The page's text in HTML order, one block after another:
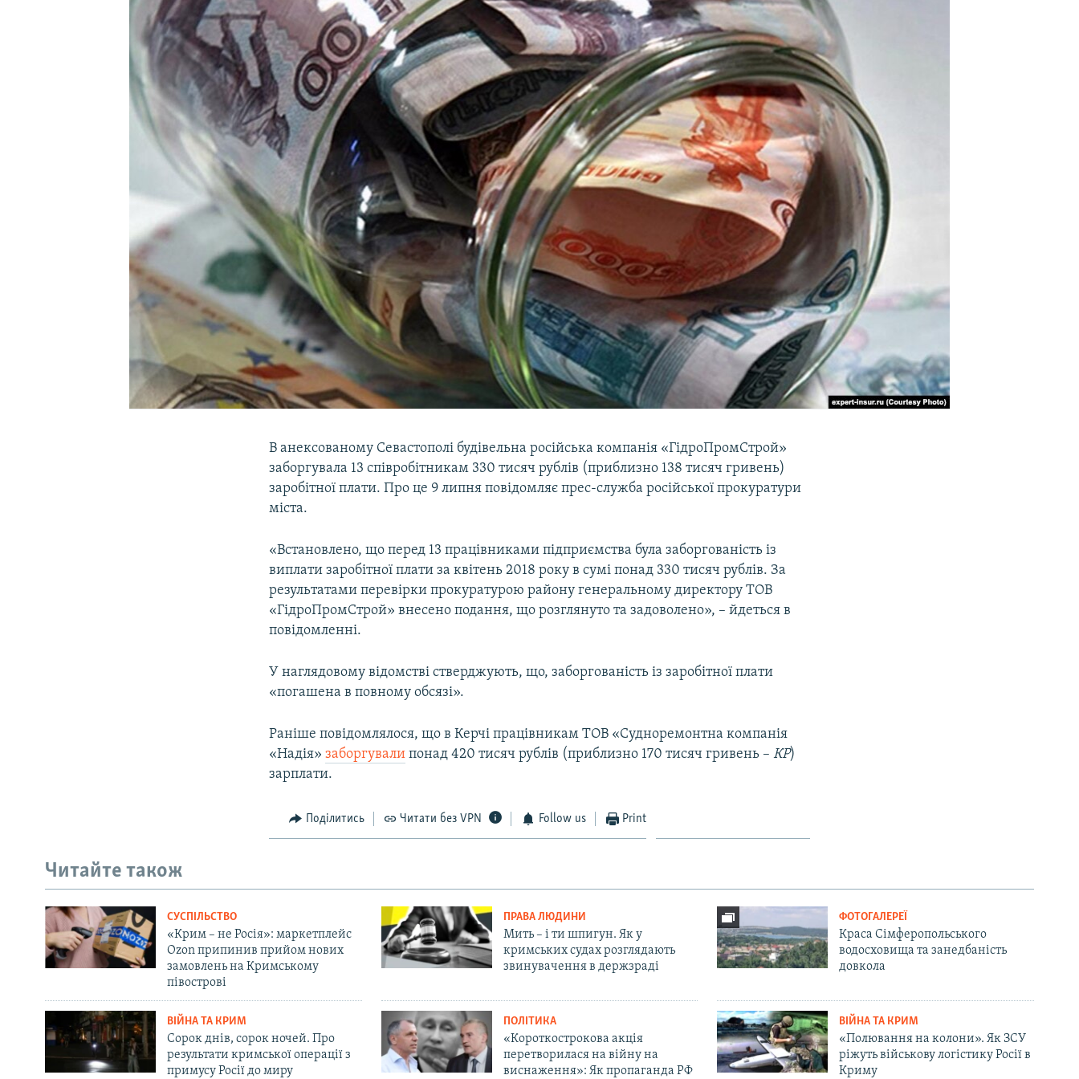
В анексованому Севастополі будівельна російська компанія «ГідроПромСтрой»
заборгувала 13 співробітникам 330 тисяч рублів (приблизно 138 тисяч гривень)
заробітної плати. Про це 9 липня повідомляє прес-служба російської прокуратури
міста.
«Встановлено, що перед 13 працівниками підприємства була заборгованість із
виплати заробітної плати за квітень 2018 року в сумі понад 330 тисяч рублів. За
результатами перевірки прокуратурою району генеральному директору ТОВ
«ГідроПромСтрой» внесено подання, що розглянуто та задоволено», – йдеться в
повідомленні.
У наглядовому відомстві стверджують, що, заборгованість із заробітної плати
«погашена в повному обсязі».
Раніше повідомлялося, що в Керчі працівникам ТОВ «Судноремонтна компанія
«Надія»заборгували понад 420 тисяч рублів (приблизно 170 тисяч гривень –КР)
зарплати.
Поділитись Читати без VPN Follow us Print
Читайте також
СУСПІЛЬСТВО
«Крим – не Росія»: маркетплейс
Ozon припинив прийом нових
замовлень на Кримському
півострові
ПРАВА ЛЮДИНИ
Мить – і ти шпигун. Як у
кримських судах розглядають
звинувачення в держзраді
ФОТОГАЛЕРЕЇ
Краса Сімферопольського
водосховища та занедбаність
довкола
ВІЙНА ТА КРИМ
Сорок днів, сорок ночей. Про
результати кримської операції з
примусу Росії до миру
ПОЛІТИКА
«Короткострокова акція
перетворилася на війну на
виснаження»: Як пропаганда РФ
ВІЙНА ТА КРИМ
«Полювання на колони». Як ЗСУ
ріжуть військову логістику Росії в
Криму